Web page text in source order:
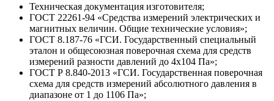
Техническая документация изготовителя;
ГОСТ 22261-94 «Средства измерений электрических и
магнитных величин. Общие технические условия»;
ГОСТ 8.187-76 «ГСИ. Государственный специальный
эталон и общесоюзная поверочная схема для средств
измерений разности давлений до 4х104 Па»;
ГОСТ Р 8.840-2013 «ГСИ. Государственная поверочная
схема для средств измерений абсолютного давления в
диапазоне от 1 до 1106 Па»;